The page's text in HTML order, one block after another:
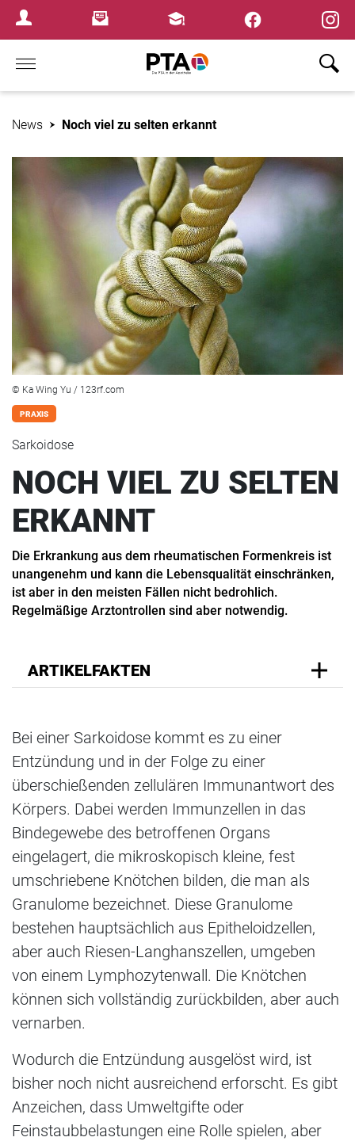
Login MenuNewsletterFortbildungen
Home
News Noch viel zu selten erkannt
© Ka Wing Yu / 123rf.com
PRAXIS
Sarkoidose
NOCH VIEL ZU SELTEN
ERKANNT
Die Erkrankung aus dem rheumatischen Formenkreis ist
unangenehm und kann die Lebensqualität einschränken,
ist aber in den meisten Fällen nicht bedrohlich.
Regelmäßige Arztontrollen sind aber notwendig.
ARTIKELFAKTEN
Bei einer Sarkoidose kommt es zu einer
Entzündung und in der Folge zu einer
überschießenden zellulären Immunantwort des
Körpers. Dabei werden Immunzellen in das
Bindegewebe des betroffenen Organs
eingelagert, die mikroskopisch kleine, fest
umschriebene Knötchen bilden, die man als
Granulome bezeichnet. Diese Granulome
bestehen hauptsächlich aus Epitheloidzellen,
aber auch Riesen-Langhanszellen, umgeben
von einem Lymphozytenwall. Die Knötchen
können sich vollständig zurückbilden, aber auch
vernarben.
Wodurch die Entzündung ausgelöst wird, ist
bisher noch nicht ausreichend erforscht. Es gibt
Anzeichen, dass Umweltgifte oder
Feinstaubbelastungen eine Rolle spielen, aber
×